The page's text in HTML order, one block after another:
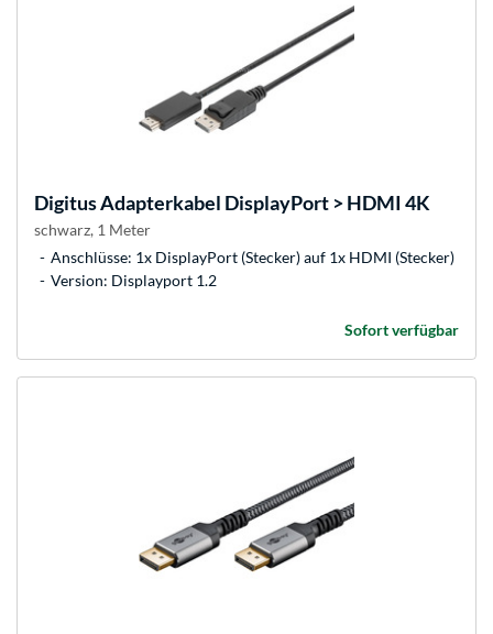
DigitusAdapterkabel DisplayPort > HDMI 4K
schwarz, 1 Meter
Anschlüsse: 1x DisplayPort (Stecker) auf 1x HDMI (Stecker)
Version: Displayport 1.2
Sofort verfügbar